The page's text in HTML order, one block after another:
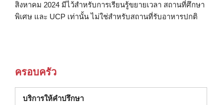
สิงหาคม 2024 มีไว้สำหรับการเรียนรู้ขยายเวลา สถานที่ศึกษา
พิเศษ และ UCP เท่านั้น ไม่ใช่สำหรับสถานที่รับอาหารปกติ
ครอบครัว
บริการให้คำปรึกษา(เปิดในหน้าต่างใหม่)